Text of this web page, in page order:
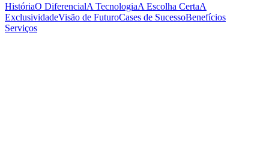
HistóriaO DiferencialA TecnologiaA Escolha CertaA
ExclusividadeVisão de FuturoCases de SucessoBenefícios
Serviços